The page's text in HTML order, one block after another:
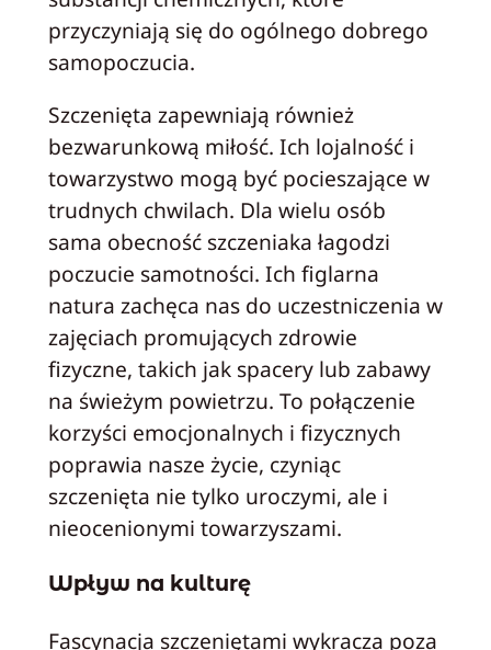
przyczyniają się do ogólnego dobrego
samopoczucia.
Szczenięta zapewniają również
bezwarunkową miłość. Ich lojalność i
towarzystwo mogą być pocieszające w
trudnych chwilach. Dla wielu osób
sama obecność szczeniaka łagodzi
poczucie samotności. Ich figlarna
natura zachęca nas do uczestniczenia w
zajęciach promujących zdrowie
fizyczne, takich jak spacery lub zabawy
na świeżym powietrzu. To połączenie
korzyści emocjonalnych i fizycznych
poprawia nasze życie, czyniąc
szczenięta nie tylko uroczymi, ale i
nieocenionymi towarzyszami.
Wpływ na kulturę
Fascynacja szczeniętami wykracza poza